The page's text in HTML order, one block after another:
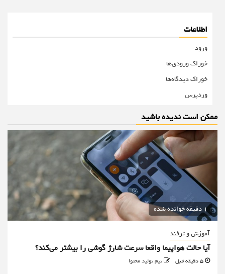
اطلاعات
ورود
خوراک ورودی‌ها
خوراک دیدگاه‌ها
وردپرس
ممکن است ندیده باشید
1 دقیقه خوانده شده
آموزش و ترفند
آیا حالت هواپیما واقعا سرعت شارژ گوشی را بیشتر می‌کند؟
تیم تولید محتوا